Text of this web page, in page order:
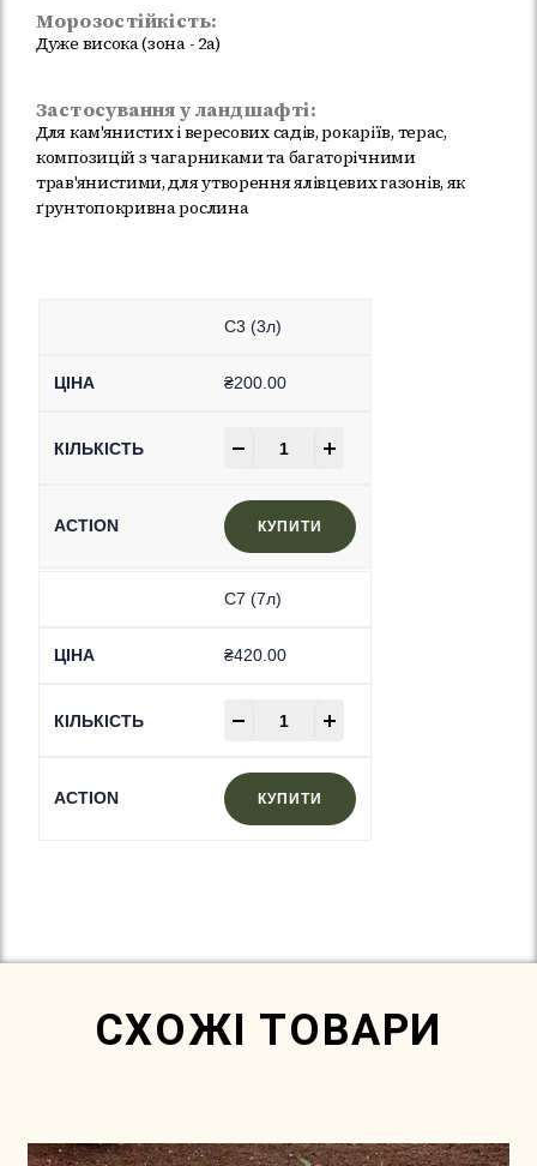
Морозостійкість:
Дуже висока (зона - 2a)
Застосування у ландшафті:
Для кам'янистих і вересових садів, рокаріїв, терас,
композицій з чагарниками та багаторічними
трав'янистими, для утворення ялівцевих газонів, як
ґрунтопокривна рослина
C3 (3л)
₴200.00
КУПИТИ
C7 (7л)
₴420.00
КУПИТИ
СХОЖІ ТОВАРИ